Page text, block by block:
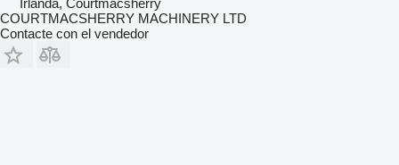
COURTMACSHERRY MACHINERY LTD
Contacte con el vendedor